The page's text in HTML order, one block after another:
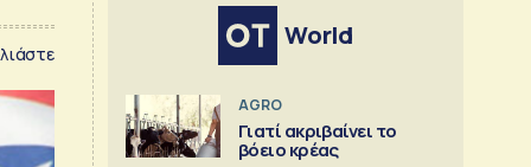
World
AGRO
Γιατί ακριβαίνει το
βόειο κρέας